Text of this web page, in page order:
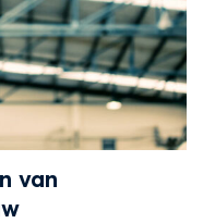
van